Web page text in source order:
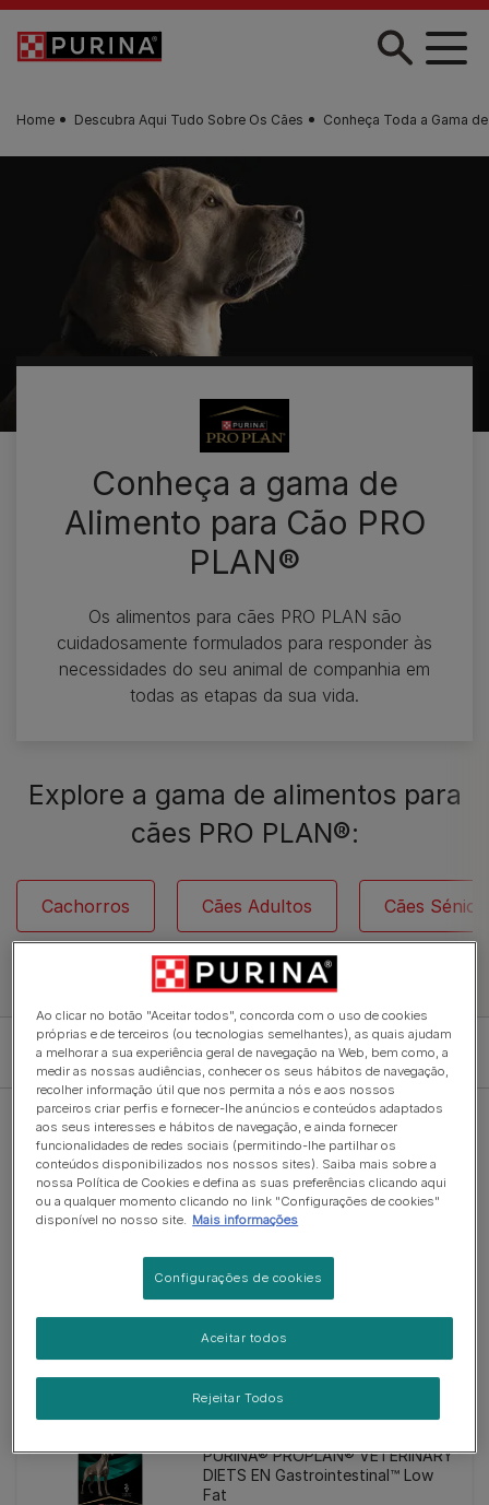
Skip to main content
Home Descubra Aqui Tudo Sobre Os Cães Conheça Toda a Gama
Conheça a gama de
Alimento para Cão PRO
PLAN®
Os alimentos para cães PRO PLAN são
cuidadosamente formulados para responder às
necessidades do seu animal de companhia em
todas as etapas da sua vida.
Explore a gama de alimentos para
cães PRO PLAN®​:
Cachorros Cães Adultos Cães Sénior
Filtro
Suplementos
Care
PURINA® PROPLAN® VETERINARY
DIETS EN Gastrointestinal™ Low
Fat
Ao clicar no botão "Aceitar todos", concorda com o uso de cookies
próprias e de terceiros (ou tecnologias semelhantes), as quais ajudam
a melhorar a sua experiência geral de navegação na Web, bem como, a
medir as nossas audiências, conhecer os seus hábitos de navegação,
recolher informação útil que nos permita a nós e aos nossos
parceiros criar perfis e fornecer-lhe anúncios e conteúdos adaptados
aos seus interesses e hábitos de navegação, e ainda fornecer
funcionalidades de redes sociais (permitindo-lhe partilhar os
conteúdos disponibilizados nos nossos sites). Saiba mais sobre a
nossa Política de Cookies e defina as suas preferências clicando aqui
ou a qualquer momento clicando no link "Configurações de cookies"
disponível no nosso site.
Mais informações
Configurações de cookies
Rejeitar Todos
Aceitar todos